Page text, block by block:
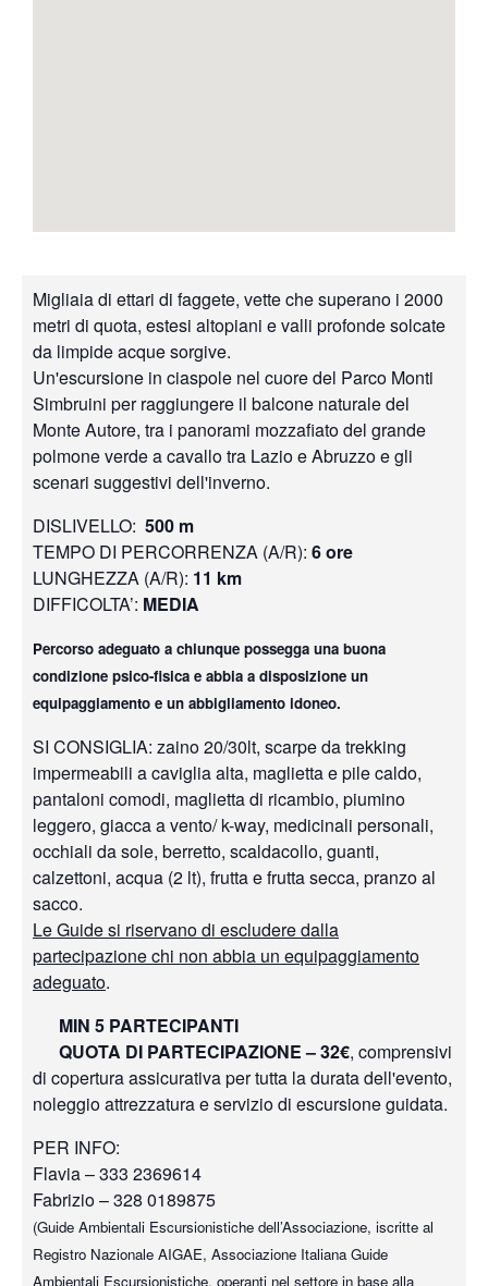
Migliaia di ettari di faggete, vette che superano i 2000
metri di quota, estesi altopiani e valli profonde solcate
da limpide acque sorgive.
Un'escursione in ciaspole nel cuore del Parco Monti
Simbruini per raggiungere il balcone naturale del
Monte Autore, tra i panorami mozzafiato del grande
polmone verde a cavallo tra Lazio e Abruzzo e gli
scenari suggestivi dell'inverno.
DISLIVELLO: 500 m
TEMPO DI PERCORRENZA (A/R): 6 ore
LUNGHEZZA (A/R): 11 km
DIFFICOLTA’: MEDIA
Percorso adeguato a chiunque possegga una buona
condizione psico-fisica e abbia a disposizione un
equipaggiamento e un abbigliamento idoneo.
SI CONSIGLIA: zaino 20/30lt, scarpe da trekking
impermeabili a caviglia alta, maglietta e pile caldo,
pantaloni comodi, maglietta di ricambio, piumino
leggero, giacca a vento/ k-way, medicinali personali,
occhiali da sole, berretto, scaldacollo, guanti,
calzettoni, acqua (2 lt), frutta e frutta secca, pranzo al
sacco.
Le Guide si riservano di escludere dalla
partecipazione chi non abbia un equipaggiamento
adeguato.
MIN 5 PARTECIPANTI
QUOTA DI PARTECIPAZIONE – 32€, comprensivi
di copertura assicurativa per tutta la durata dell'evento,
noleggio attrezzatura e servizio di escursione guidata.
PER INFO:
Flavia – 333 2369614
Fabrizio – 328 0189875
(Guide Ambientali Escursionistiche dell’Associazione, iscritte al
Registro Nazionale AIGAE, Associazione Italiana Guide
Ambientali Escursionistiche, operanti nel settore in base alla